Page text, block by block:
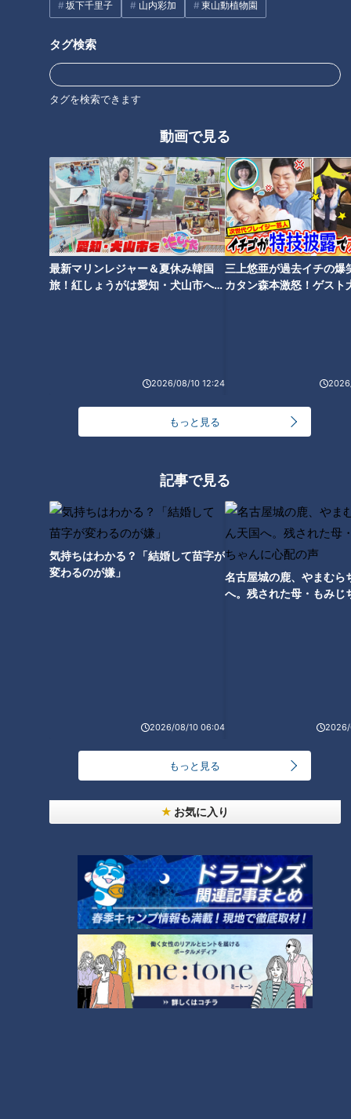
坂下千里子 山内彩加 東山動植物園
タグ検索
タグを検索できます
動画で見る
最新マリンレジャー＆夏休み韓国
旅！紅しょうがは愛知・犬山市へ
2026/08/10 12:24
三上悠亜が過去イチの爆
カタン森本激怒！ゲスト
もっと見る
記事で見る
気持ちはわかる？「結婚して苗字が
変わるのが嫌」
2026/08/10 06:04
名古屋城の鹿、やまむら
へ。残された母・もみじ
2026/
もっと見る
お気に入り
------------------------------------------------------------
-----------
🎤「CBCアナウンサー」公式サイト
https://hicbc.com/announcer/
https://twitter.com/cbc_announcer
🎤「CBCアナウンサー」公式Instagram
https://www.instagram.com/cbc.announcer/
CBCテレビLINE公式アカウント
https://lin.ee/25iffnNj
この動画はCBCアナウンサーが、番組を離れて自由な立場で
撮影しているものでCBCテレビの意見を代弁しているもので
夏まつりに向けた番組グッズの
ノート表紙どうする？ネタ募集
もカオスな展開
の動画、見つかりました‼ 何気
ない一言が現代へのネタ振り
友廣アナの自転車旅｜知多半島
ーズ始動 125kmの自転車旅！
【チャント！特集】
も・・・セット売りの意味を違
う方に解釈してアピール
安藤渚七直伝！公開生放送を
アナウンサー 中村彩賀 佐藤楠大 小高直子